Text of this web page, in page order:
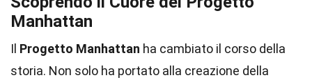
Manhattan
Il Progetto Manhattan ha cambiato il corso della
storia. Non solo ha portato alla creazione della